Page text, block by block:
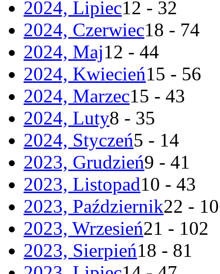
2024, Lipiec12 - 32
2024, Czerwiec18 - 74
2024, Maj12 - 44
2024, Kwiecień15 - 56
2024, Marzec15 - 43
2024, Luty8 - 35
2024, Styczeń5 - 14
2023, Grudzień9 - 41
2023, Listopad10 - 43
2023, Październik22 -
2023, Wrzesień21 - 102
2023, Sierpień18 - 81